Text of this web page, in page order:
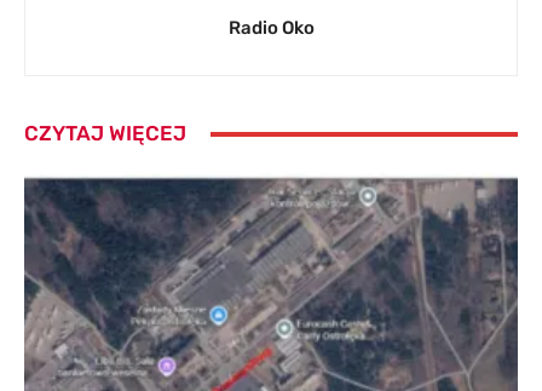
Radio Oko
CZYTAJ WIĘCEJ